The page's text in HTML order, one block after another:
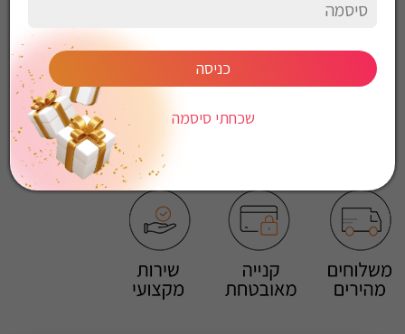
כניסה
שכחתי סיסמה
ללא השריה
לייבש הפוך ובצל
אין לייבש במכונת יבוש